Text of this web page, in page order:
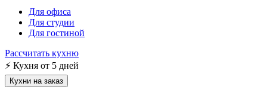
Для офиса
Для студии
Для гостиной
Рассчитать кухню
⚡ Кухня от 5 дней
Кухни на заказ